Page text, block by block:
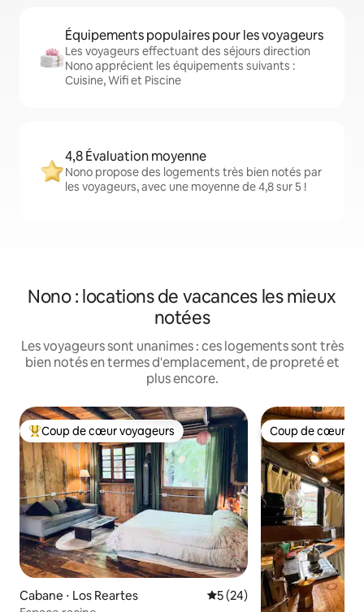
Équipements populaires pour les voyageurs
Les voyageurs effectuant des séjours direction
Nono apprécient les équipements suivants :
Cuisine, Wifi et Piscine
4,8 Évaluation moyenne
Nono propose des logements très bien notés par
les voyageurs, avec une moyenne de 4,8 sur 5 !
Nono : locations de vacances les mieux
notées
Les voyageurs sont unanimes : ces logements sont très
bien notés en termes d'emplacement, de propreté et
plus encore.
Coups de cœur voyageurs les plus appréciés
Coup de cœur voyageurs
Cabane ⋅ Los Reartes Évaluation moyenne sur la
5 (24)
Coup de cœur
Coup de cœur